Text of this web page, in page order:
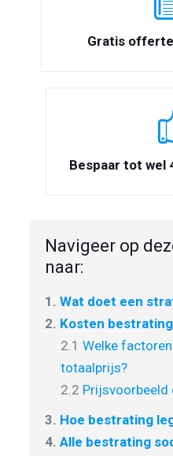
Gratis
Bespaar tot wel
Navigeer op
naar:
1. Wat doet een
2. Kosten bestrating
2.1 Welke
totaalprijs?
2.2
3. Hoe bestrating
4. Alle bestrating